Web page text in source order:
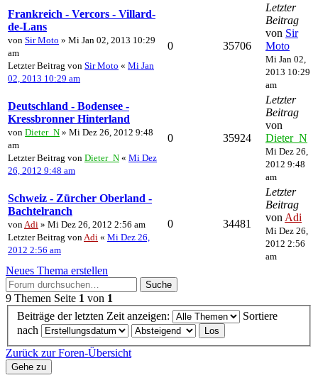
Frankreich - Vercors - Villard-
de-Lans
von Sir Moto » Mi Jan 02, 2013 10:29
am
Letzter Beitrag von Sir Moto « Mi Jan
02, 2013 10:29 am
0 35706
Letzter
Beitrag
von Sir
Moto
Mi Jan 02,
2013 10:29
am
Deutschland - Bodensee -
Kressbronner Hinterland
von Dieter_N » Mi Dez 26, 2012 9:48
am
Letzter Beitrag von Dieter_N « Mi Dez
26, 2012 9:48 am
0 35924
Letzter
Beitrag
von
Dieter_N
Mi Dez 26,
2012 9:48
am
Schweiz - Zürcher Oberland -
Bachtelranch
von Adi » Mi Dez 26, 2012 2:56 am
Letzter Beitrag von Adi « Mi Dez 26,
2012 2:56 am
0 34481
Letzter
Beitrag
von Adi
Mi Dez 26,
2012 2:56
am
Neues Thema erstellen
Suche
9 Themen Seite 1 von 1
Beiträge der letzten Zeit anzeigen:
Sortiere
nach
Zurück zur Foren-Übersicht
Gehe zu